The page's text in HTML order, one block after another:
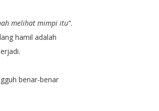
melihat mimpi itu”.
hamil adalah
benar-benar